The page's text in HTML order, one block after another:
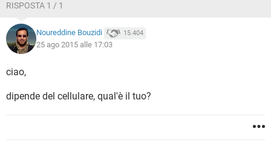
RISPOSTA 1 / 1
Noureddine Bouzidi 15.404
25 ago 2015 alle 17:03
ciao,
dipende del cellulare, qual'è il tuo?